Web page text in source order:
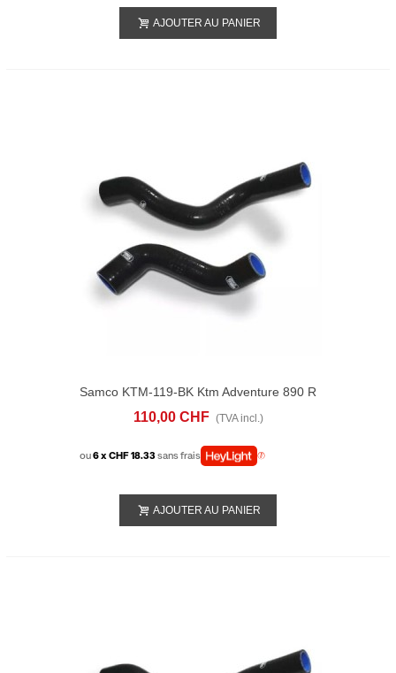
AJOUTER AU PANIER
Samco KTM-119-BK Ktm Adventure 890 R
(2021-23) Radiatore Kit
110,00 CHF (TVA incl.)
ou6 x CHF 18.33sans frais
AJOUTER AU PANIER